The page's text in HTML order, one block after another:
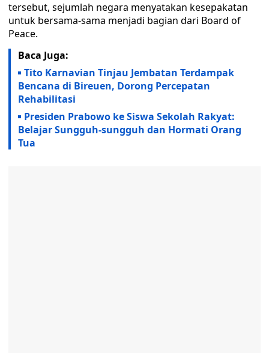
tersebut, sejumlah negara menyatakan kesepakatan
untuk bersama-sama menjadi bagian dari Board of
Peace.
Baca Juga:
Tito Karnavian Tinjau Jembatan Terdampak
Bencana di Bireuen, Dorong Percepatan
Rehabilitasi
Presiden Prabowo ke Siswa Sekolah Rakyat:
Belajar Sungguh-sungguh dan Hormati Orang
Tua